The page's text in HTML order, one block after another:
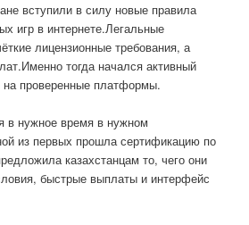
вступили в силу новые правила
игр в интернете.Легальные
лицензионные требования, а
тогда начался активный
на проверенные платформы.
в нужное время в нужном
из первых прошла сертификацию по
казахстанцам то, чего они
быстрые выплаты и интерфейс